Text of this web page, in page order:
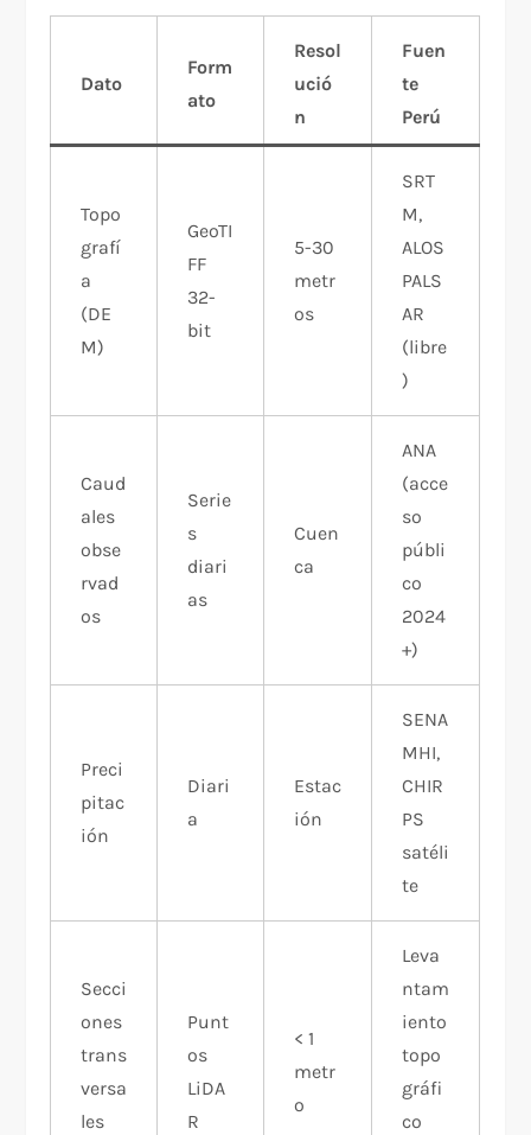
Dato
Form
ato
Resol
ució
n
Fuen
te
Perú
Topo
grafí
a
(DE
M)
GeoTI
FF
32-
bit
5-30
metr
os
SRT
M,
ALOS
PALS
AR
(libre
)
Caud
ales
obse
rvad
os
Serie
s
diari
as
Cuen
ca
ANA
(acce
so
públi
co
2024
+)
Preci
pitac
ión
Diari
a
Estac
ión
SENA
MHI,
CHIR
PS
satéli
te
Secci
ones
trans
versa
les
Punt
os
LiDA
R
< 1
metr
o
Leva
ntam
iento
topo
gráfi
co